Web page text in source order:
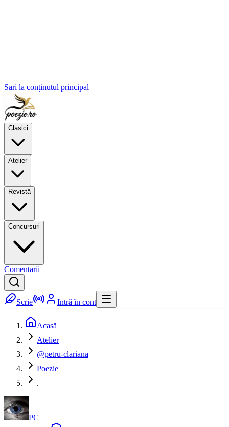
Sari la conținutul principal
Clasici
Atelier
Revistă
Concursuri
Comentarii
Scrie Intră în cont
Acasă
Atelier
@petru-clariana
Poezie
.
PC